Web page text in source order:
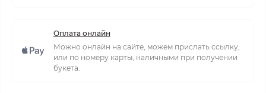
Оплата онлайн
Можно онлайн на сайте, можем прислать ссылку,
или по номеру карты, наличными при получении
букета.